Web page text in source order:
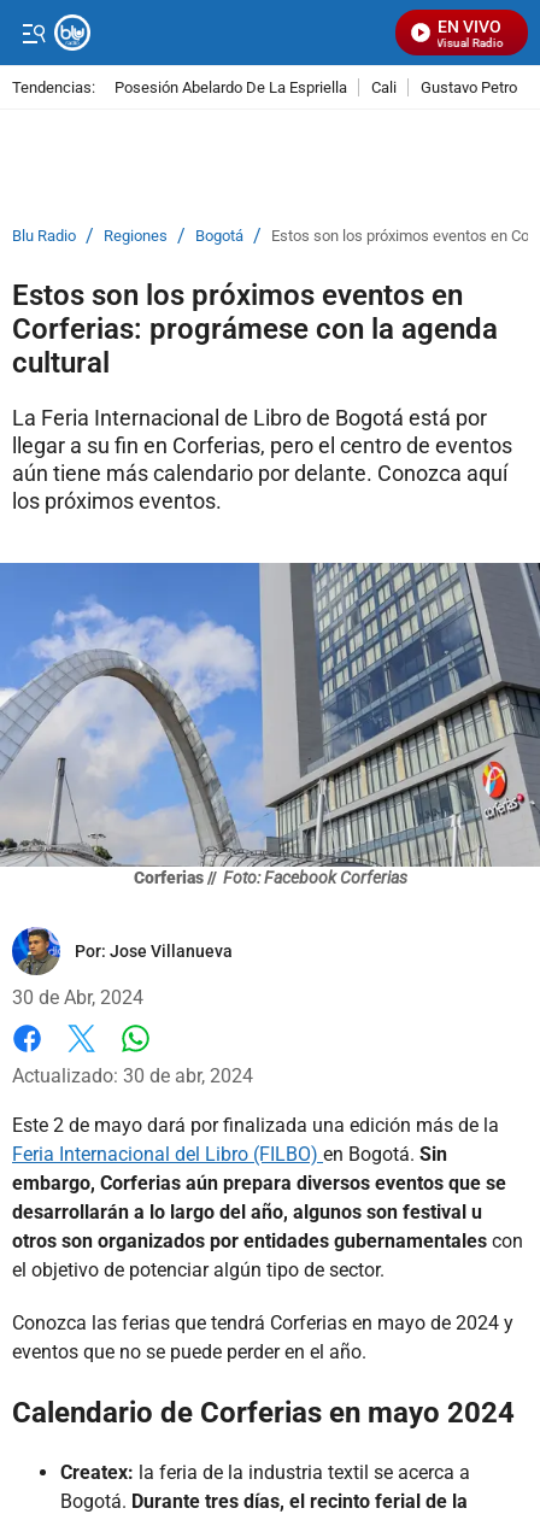
EN VIVO
Señal Visual Radio
Tendencias: Posesión Abelardo De La Espriella Cali Gustavo Petro
Blu Radio / Regiones / Bogotá / Estos son los próximos eventos en
Estos son los próximos eventos en
Corferias: prográmese con la agenda
cultural
La Feria Internacional de Libro de Bogotá está por
llegar a su fin en Corferias, pero el centro de eventos
aún tiene más calendario por delante. Conozca aquí
los próximos eventos.
Corferias // Foto: Facebook Corferias
Por: Jose Villanueva
30 de Abr, 2024
Facebook
X
Actualizado: 30 de abr, 2024
Este 2 de mayo dará por finalizada una edición más de la
Feria Internacional del Libro (FILBO) en Bogotá. Sin
embargo, Corferias aún prepara diversos eventos que se
desarrollarán a lo largo del año, algunos son festival u
otros son organizados por entidades gubernamentales con
el objetivo de potenciar algún tipo de sector.
Conozca las ferias que tendrá Corferias en mayo de 2024 y
eventos que no se puede perder en el año.
Calendario de Corferias en mayo 2024
Createx: la feria de la industria textil se acerca a
Bogotá. Durante tres días, el recinto ferial de la